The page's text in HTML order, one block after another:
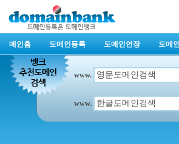
메인홈 도메인등록 도메인연장 도메
www.
www.